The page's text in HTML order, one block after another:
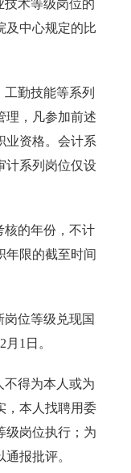
术等级岗位的
及中心规定的比
勤技能等系列
理，凡参加前述
业资格。会计系
计系列岗位仅设
的年份，不计
年限的截至时间
位等级兑现国
1日。
得为本人或为
，本人找聘用委
级岗位执行；为
报批评。